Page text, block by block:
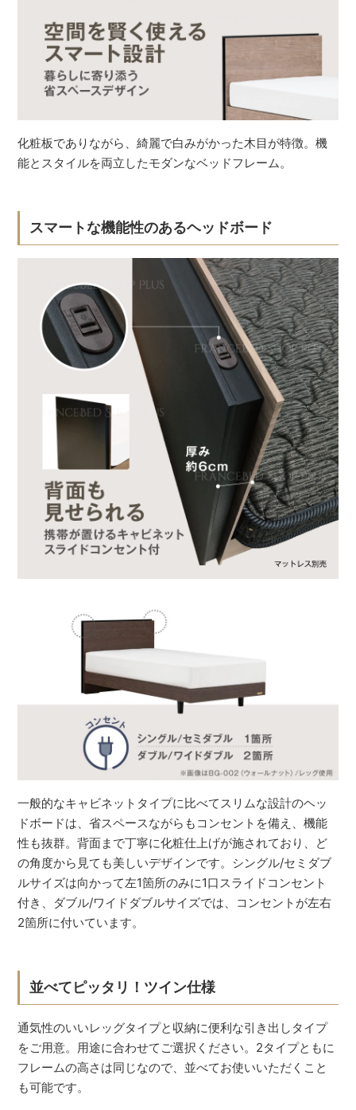
化粧板でありながら、綺麗で白みがかった木目が特徴。機
能とスタイルを両立したモダンなベッドフレーム。
スマートな機能性のあるヘッドボード
一般的なキャビネットタイプに比べてスリムな設計のヘッ
ドボードは、省スペースながらもコンセントを備え、機能
性も抜群。背面まで丁寧に化粧仕上げが施されており、ど
の角度から見ても美しいデザインです。シングル/セミダブ
ルサイズは向かって左1箇所のみに1口スライドコンセント
付き、ダブル/ワイドダブルサイズでは、コンセントが左右
2箇所に付いています。
並べてピッタリ！ツイン仕様
通気性のいいレッグタイプと収納に便利な引き出しタイプ
をご用意。用途に合わせてご選択ください。2タイプともに
フレームの高さは同じなので、並べてお使いいただくこと
も可能です。